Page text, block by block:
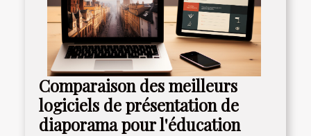
Comparaison des meilleurs
logiciels de présentation de
diaporama pour l'éducation